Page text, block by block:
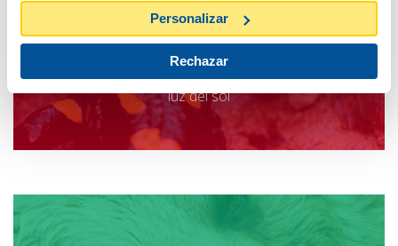
Personalizar
Rechazar
Horario Del Zoo
luz del sol